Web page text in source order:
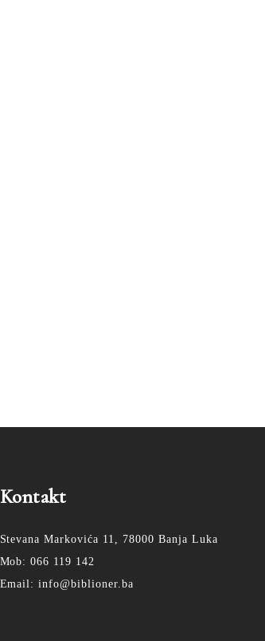
Kontakt
Stevana Markovića 11, 78000 Banja Luka
Mob: 066 119 142
Email: info@biblioner.ba